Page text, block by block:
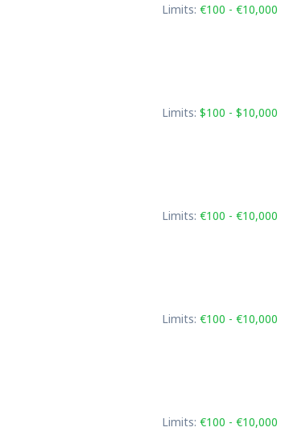
Limits: €100 - €10,000
Limits: $100 - $10,000
Limits: €100 - €10,000
Limits: €100 - €10,000
Limits: €100 - €10,000